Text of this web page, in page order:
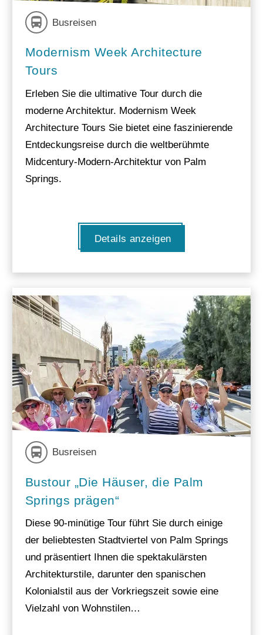
Busreisen
Modernism Week Architecture
Tours
Erleben Sie die ultimative Tour durch die
moderne Architektur. Modernism Week
Architecture Tours Sie bietet eine faszinierende
Entdeckungsreise durch die weltberühmte
Midcentury-Modern-Architektur von Palm
Springs.
Details anzeigen
Busreisen
Bustour „Die Häuser, die Palm
Springs prägen“
Diese 90-minütige Tour führt Sie durch einige
der beliebtesten Stadtviertel von Palm Springs
und präsentiert Ihnen die spektakulärsten
Architekturstile, darunter den spanischen
Kolonialstil aus der Vorkriegszeit sowie eine
Vielzahl von Wohnstilen…